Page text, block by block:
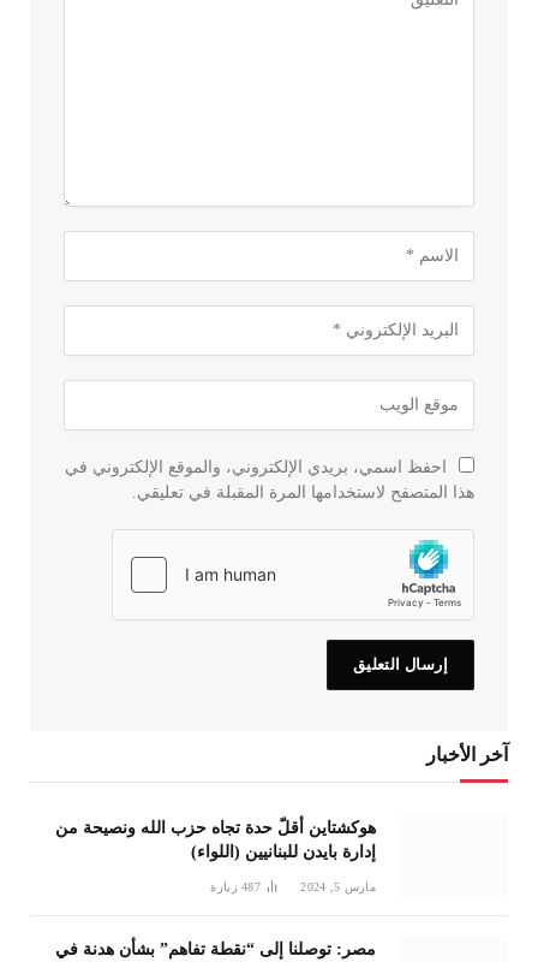
احفظ اسمي، بريدي الإلكتروني، والموقع الإلكتروني في
هذا المتصفح لاستخدامها المرة المقبلة في تعليقي.
آخر الأخبار
هوكشتاين أقلّ حدة تجاه حزب الله ونصيحة من
إدارة بايدن للبنانيين (اللواء)
مارس 5, 2024 487 زيارة
مصر: توصلنا إلى “نقطة تفاهم” بشأن هدنة في